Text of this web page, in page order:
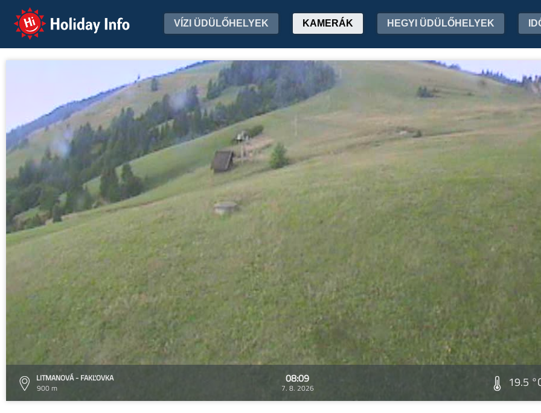
Holiday Info VÍZI ÜDÜLŐHELYEK KAMERÁK HEGYI ÜDÜLŐHELYEK
LITMANOVÁ - FAKĽOVKA
900 m
08:09
7. 8. 2026 19.5